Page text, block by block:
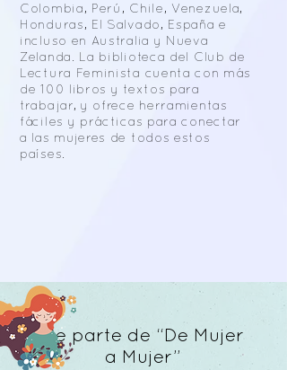
Colombia, Perú, Chile, Venezuela,
Honduras, El Salvado, España e
incluso en Australia y Nueva
Zelanda. La biblioteca del Club de
Lectura Feminista cuenta con más
de 100 libros y textos para
trabajar, y ofrece herramientas
fáciles y prácticas para conectar
a las mujeres de todos estos
países.
Se parte de “De Mujer
a Mujer”